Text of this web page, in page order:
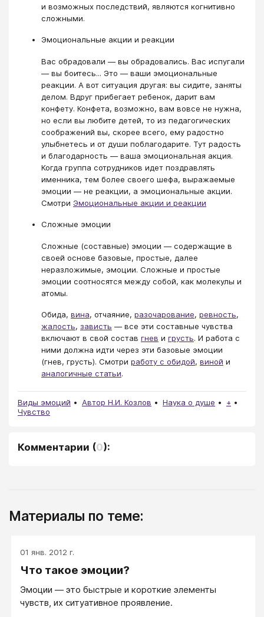
и возможных последствий, являются когнитивно
сложными.
Эмоциональные акции и реакции
Вас обрадовали — вы обрадовались. Вас испугали
— вы боитесь... Это — ваши эмоциональные
реакции. А вот ситуация другая: вы сидите, заняты
делом. Вдруг прибегает ребенок, дарит вам
конфету. Конфета, возможно, вам вовсе не нужна,
но если вы любите детей, то из педагогических
соображений вы, скорее всего, ему радостно
улыбнетесь и от души поблагодарите. Тут радость
и благодарность — ваша эмоциональная акция.
Когда группа сотрудников идет поздравлять
именника, тем более своего шефа, выражаемые
эмоции — не реакции, а эмоциональные акции.
Смотри Эмоциональные акции и реакции
Сложные эмоции
Сложные (составные) эмоции — содержащие в
своей основе базовые, простые, далее
неразложимые, эмоции. Сложные и простые
эмоции соотносятся между собой, как молекулы и
атомы.
Обида, вина, отчаяние, разочарование, ревность,
жалость, зависть — все эти составные чувства
включают в свой состав гнев и грусть. И работа с
ними должна идти через эти базовые эмоции
(гнев, грусть). Смотри работу с обидой, виной и
аналогичные статьи.
Виды эмоций Автор Н.И. Козлов Наука о душе
+
Чувство
Комментарии (0):
Материалы по теме:
01 янв. 2012 г.
Что такое эмоции?
Эмоции — это быстрые и короткие элементы
чувств, их ситуативное проявление.